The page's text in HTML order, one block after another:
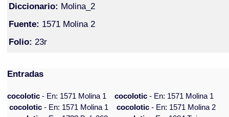
Diccionario: Molina_2
Fuente: 1571 Molina 2
Folio: 23r
Entradas
cocolotic- En: 1571 Molina 1 cocolotic- En: 1571 Molina 1
cocolotic- En: 1571 Molina 1 cocolotic- En: 1571 Molina 2